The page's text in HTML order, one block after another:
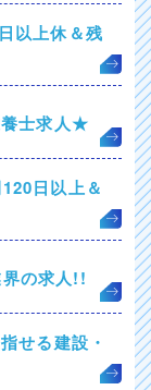
以上休＆残
士求人★
日以上＆
の求人!!
せる建設・